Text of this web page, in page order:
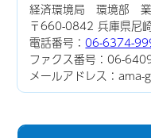
経済環境局 環境部
〒660-0842 兵庫県尼
電話番号：06-6374-
ファクス番号：06-
メールアドレス：